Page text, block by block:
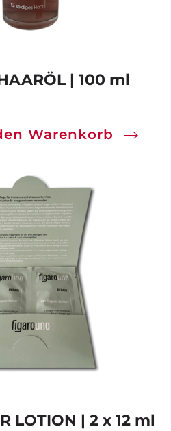
| 100 ml
Warenkorb
LOTION | 2 x 12 ml